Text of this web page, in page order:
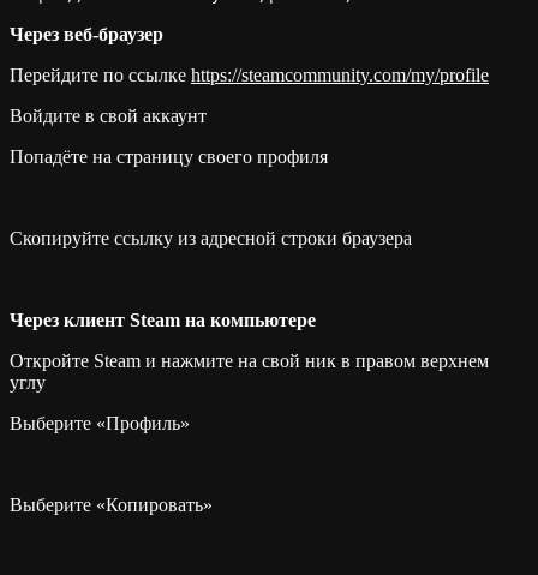
Через веб-браузер
Перейдите по ссылке https://steamcommunity.com/my/profile
Войдите в свой аккаунт
Попадёте на страницу своего профиля
Скопируйте ссылку из адресной строки браузера
Через клиент Steam на компьютере
Откройте Steam и нажмите на свой ник в правом верхнем
углу
Выберите «Профиль»
Выберите «Копировать»